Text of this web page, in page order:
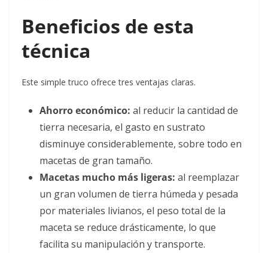
Beneficios de esta
técnica
Este simple truco ofrece tres ventajas claras.
Ahorro económico: al reducir la cantidad de
tierra necesaria, el gasto en sustrato
disminuye considerablemente, sobre todo en
macetas de gran tamaño.
Macetas mucho más ligeras: al reemplazar
un gran volumen de tierra húmeda y pesada
por materiales livianos, el peso total de la
maceta se reduce drásticamente, lo que
facilita su manipulación y transporte.